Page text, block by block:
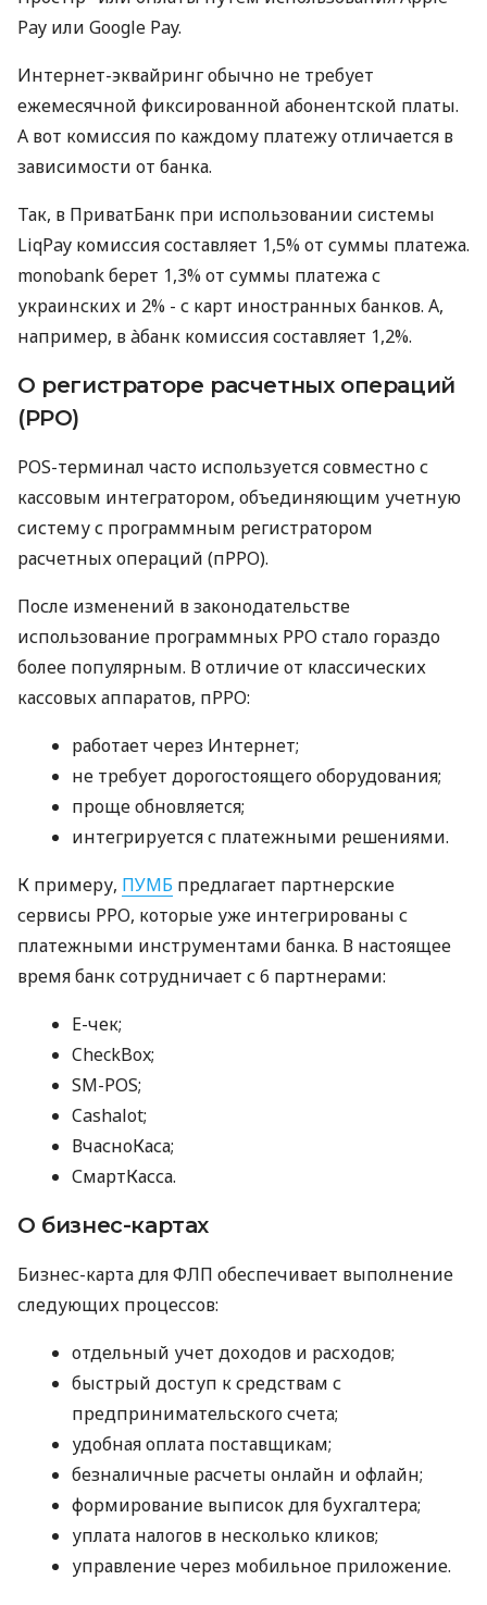
Pay или Google Pay.
Интернет-эквайринг обычно не требует
ежемесячной фиксированной абонентской платы.
А вот комиссия по каждому платежу отличается в
зависимости от банка.
Так, в ПриватБанк при использовании системы
LiqPay комиссия составляет 1,5% от суммы платежа.
monobank берет 1,3% от суммы платежа с
украинских и 2% - с карт иностранных банков. А,
например, в àбанк комиссия составляет 1,2%.
О регистраторе расчетных операций
(РРО)
POS-терминал часто используется совместно с
кассовым интегратором, объединяющим учетную
систему с программным регистратором
расчетных операций (пРРО).
После изменений в законодательстве
использование программных РРО стало гораздо
более популярным. В отличие от классических
кассовых аппаратов, пРРО:
работает через Интернет;
не требует дорогостоящего оборудования;
проще обновляется;
интегрируется с платежными решениями.
К примеру, ПУМБ предлагает партнерские
сервисы РРО, которые уже интегрированы с
платежными инструментами банка. В настоящее
время банк сотрудничает с 6 партнерами:
E-чек;
CheckBox;
SM-POS;
Cashalot;
ВчасноКаса;
СмартКасса.
О бизнес-картах
Бизнес-карта для ФЛП обеспечивает выполнение
следующих процессов:
отдельный учет доходов и расходов;
быстрый доступ к средствам с
предпринимательского счета;
удобная оплата поставщикам;
безналичные расчеты онлайн и офлайн;
формирование выписок для бухгалтера;
уплата налогов в несколько кликов;
управление через мобильное приложение.